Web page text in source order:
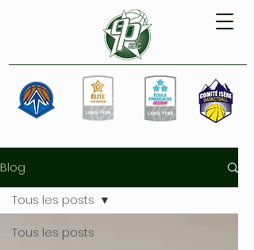
Blog
Tous les posts
Tous les posts